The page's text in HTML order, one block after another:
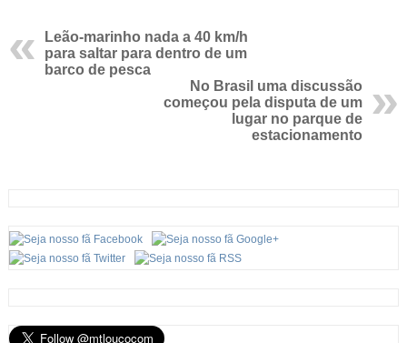
Leão-marinho nada a 40 km/h
para saltar para dentro de um
barco de pesca
No Brasil uma discussão
começou pela disputa de um
lugar no parque de
estacionamento